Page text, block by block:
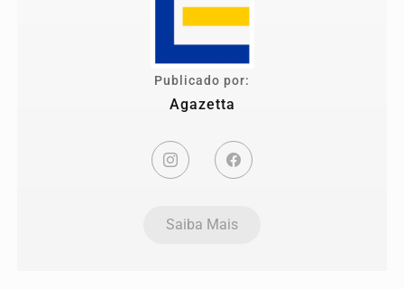
Publicado por:
Agazetta
Saiba Mais